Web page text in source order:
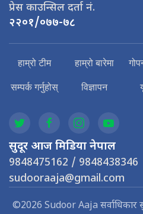
प्रेस काउन्सिल दर्ता नं.
२२०१/०७७-७८
हाम्रो टीम हाम्रो बारेमा
सम्पर्क गर्नुहोस् विज्ञापन
सुदूर आज मिडिया नेपाल
9848475162 / 9848438346
sudooraaja@gmail.com
©2026 Sudoor Aaja सर्वाधिकार